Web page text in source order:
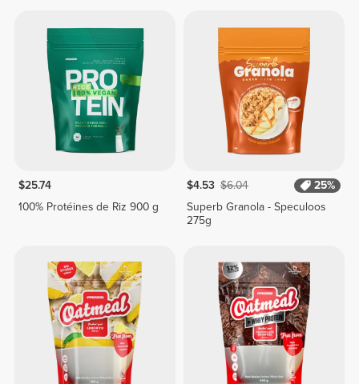
$25.74
100% Protéines de Riz 900 g
$4.53 $6.04
25%
Superb Granola - Speculoos
275g